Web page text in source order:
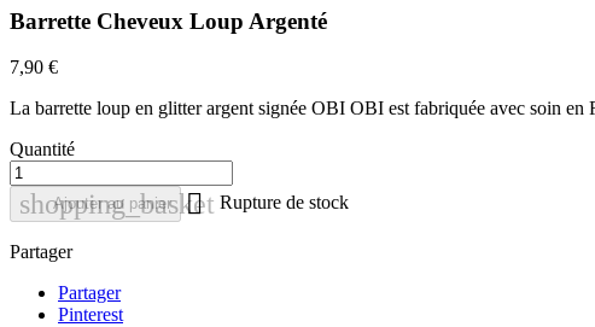
Barrette Cheveux Loup Argenté
7,90 €
La barrette loup en glitter argent signée OBI OBI est fabriquée avec soin en
Quantité
shopping_basket
Ajouter au panier  Rupture de stock
Partager
Partager
Pinterest